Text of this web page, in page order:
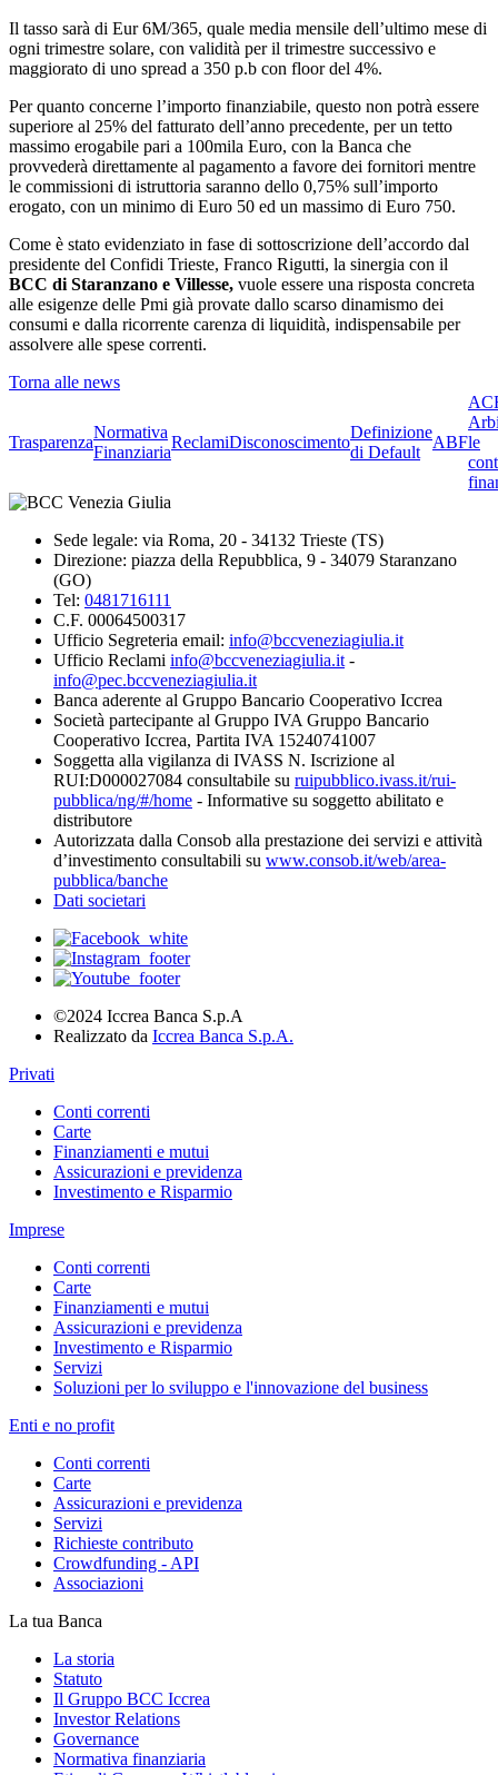
Il tasso sarà di Eur 6M/365, quale media mensile dell’ultimo mese di
ogni trimestre solare, con validità per il trimestre successivo e
maggiorato di uno spread a 350 p.b con floor del 4%.
Per quanto concerne l’importo finanziabile, questo non potrà essere
superiore al 25% del fatturato dell’anno precedente, per un tetto
massimo erogabile pari a 100mila Euro, con la Banca che
provvederà direttamente al pagamento a favore dei fornitori mentre
le commissioni di istruttoria saranno dello 0,75% sull’importo
erogato, con un minimo di Euro 50 ed un massimo di Euro 750.
Come è stato evidenziato in fase di sottoscrizione dell’accordo dal
presidente del Confidi Trieste, Franco Rigutti, la sinergia con il
BCC di Staranzano e Villesse, vuole essere una risposta concreta
alle esigenze delle Pmi già provate dallo scarso dinamismo dei
consumi e dalla ricorrente carenza di liquidità, indispensabile per
assolvere alle spese correnti.
Torna alle news
Trasparenza
Normativa
Finanziaria
ReclamiDisconoscimento
Definizione
di Default
ABFle
Sede legale: via Roma, 20 - 34132 Trieste (TS)
Direzione: piazza della Repubblica, 9 - 34079 Staranzano
(GO)
Tel: 0481716111
C.F. 00064500317
Ufficio Segreteria email: info@bccveneziagiulia.it
Ufficio Reclami info@bccveneziagiulia.it -
info@pec.bccveneziagiulia.it
Banca aderente al Gruppo Bancario Cooperativo Iccrea
Società partecipante al Gruppo IVA Gruppo Bancario
Cooperativo Iccrea, Partita IVA 15240741007
Soggetta alla vigilanza di IVASS N. Iscrizione al
RUI:D000027084 consultabile su ruipubblico.ivass.it/rui-
pubblica/ng/#/home - Informative su soggetto abilitato e
distributore
Autorizzata dalla Consob alla prestazione dei servizi e attività
d’investimento consultabili su www.consob.it/web/area-
pubblica/banche
Dati societari
©2024 Iccrea Banca S.p.A
Realizzato da Iccrea Banca S.p.A.
Privati
Conti correnti
Carte
Finanziamenti e mutui
Assicurazioni e previdenza
Investimento e Risparmio
Imprese
Conti correnti
Carte
Finanziamenti e mutui
Assicurazioni e previdenza
Investimento e Risparmio
Servizi
Soluzioni per lo sviluppo e l'innovazione del business
Enti e no profit
Conti correnti
Carte
Assicurazioni e previdenza
Servizi
Richieste contributo
Crowdfunding - API
Associazioni
La tua Banca
La storia
Statuto
Il Gruppo BCC Iccrea
Investor Relations
Governance
Normativa finanziaria